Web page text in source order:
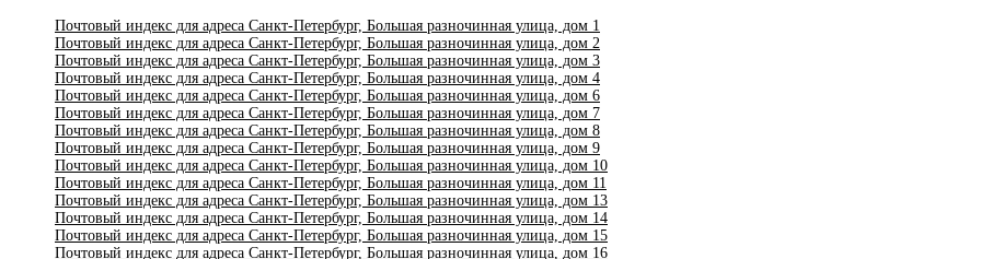
Почтовый индекс для адреса Санкт-Петербург, Большая разночинная улица, дом 1
Почтовый индекс для адреса Санкт-Петербург, Большая разночинная улица, дом 2
Почтовый индекс для адреса Санкт-Петербург, Большая разночинная улица, дом 3
Почтовый индекс для адреса Санкт-Петербург, Большая разночинная улица, дом 4
Почтовый индекс для адреса Санкт-Петербург, Большая разночинная улица, дом 6
Почтовый индекс для адреса Санкт-Петербург, Большая разночинная улица, дом 7
Почтовый индекс для адреса Санкт-Петербург, Большая разночинная улица, дом 8
Почтовый индекс для адреса Санкт-Петербург, Большая разночинная улица, дом 9
Почтовый индекс для адреса Санкт-Петербург, Большая разночинная улица, дом 10
Почтовый индекс для адреса Санкт-Петербург, Большая разночинная улица, дом 11
Почтовый индекс для адреса Санкт-Петербург, Большая разночинная улица, дом 13
Почтовый индекс для адреса Санкт-Петербург, Большая разночинная улица, дом 14
Почтовый индекс для адреса Санкт-Петербург, Большая разночинная улица, дом 15
Почтовый индекс для адреса Санкт-Петербург, Большая разночинная улица, дом 16